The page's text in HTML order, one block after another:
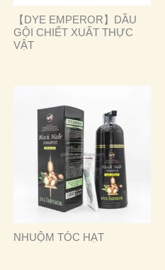
【DYE EMPEROR】DẦU
GỘI CHIẾT XUẤT THỰC
VẬT
NHUỘM TÓC HẠT